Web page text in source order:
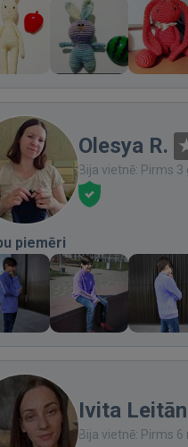
Olesya R.
Bija vietnē: Pirms 3
piemēri
Ivita
Bija vietnē: Pirms 6